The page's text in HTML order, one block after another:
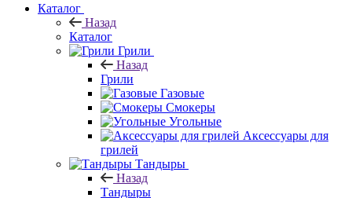
Каталог
Назад
Каталог
Грили
Назад
Грили
Газовые
Смокеры
Угольные
Аксессуары для
грилей
Тандыры
Назад
Тандыры